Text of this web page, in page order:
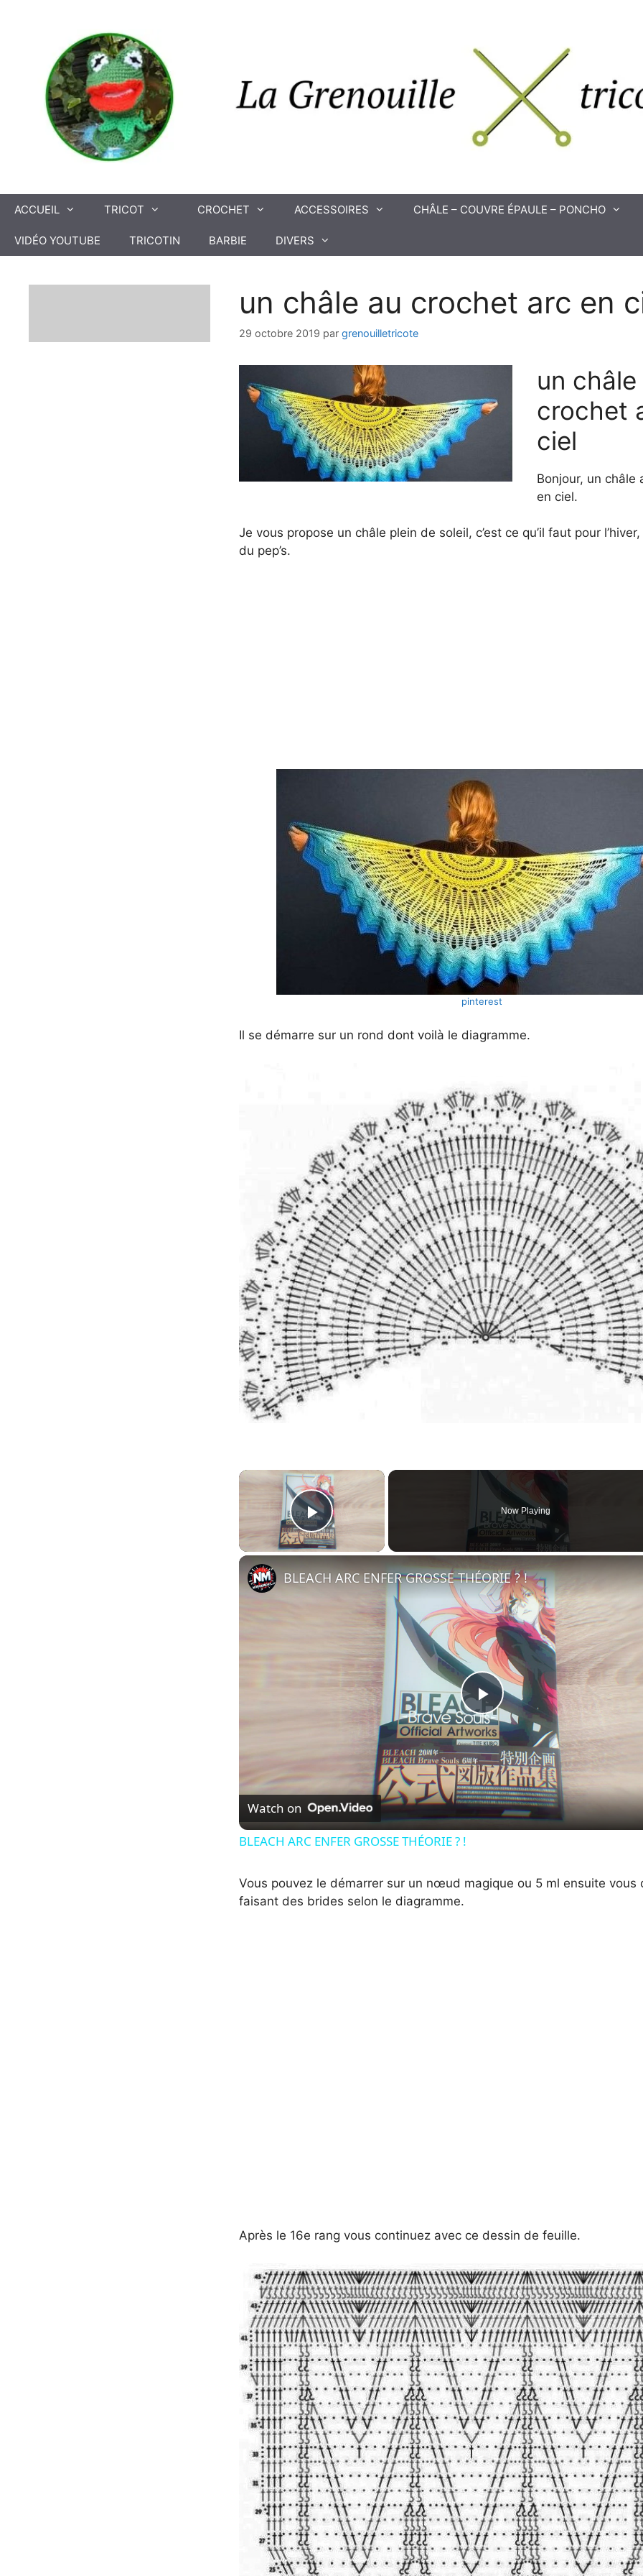
ACCUEIL TRICOT CROCHET ACCESSOIRES CHÂLE – COUVRE ÉPAULE – PONCHO
VIDÉO YOUTUBE TRICOTIN BARBIE DIVERS
un châle au crochet arc en
29 octobre 2019 par grenouilletricote
un châle
crochet
ciel
Bonjour, un châle
en ciel.
Je vous propose un châle plein de soleil, c’est ce qu’il faut pour
du pep’s.
pinterest
Il se démarre sur un rond dont voilà le diagramme.
×
Play Video
Now Playing
P
l
a
V
BLEACH ARC ENFER GROSSE THÉORIE ? !
Watch on
BLEACH ARC ENFER GROSSE THÉORIE ? !
Vous pouvez le démarrer sur un nœud magique ou 5 ml ensuite vous
faisant des brides selon le diagramme.
Après le 16e rang vous continuez avec ce dessin de feuille.